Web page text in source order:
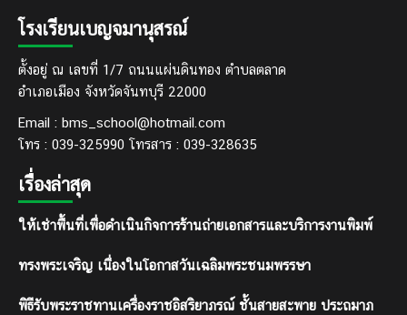
โรงเรียนเบญจมานุสรณ์
ตั้งอยู่ ณ เลขที่ 1/7 ถนนแผ่นดินทอง ตำบลตลาด
อำเภอเมือง จังหวัดจันทบุรี 22000
Email : bms_school@hotmail.com
โทร : 039-325990 โทรสาร : 039-328635
เรื่องล่าสุด
ให้เช่าพื้นที่เพื่อดำเนินกิจการร้านถ่ายเอกสารและบริการงานพิมพ์
ทรงพระเจริญ เนื่องในโอกาสวันเฉลิมพระชนมพรรษา
พิธีรับพระราชทานเครื่องราชอิสริยาภรณ์ ชั้นสายสะพาย ประถมาภ